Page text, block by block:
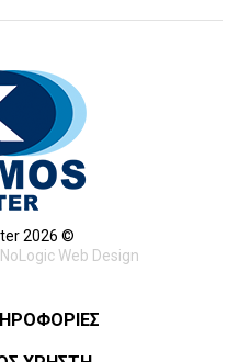
2026 ©
Web Design